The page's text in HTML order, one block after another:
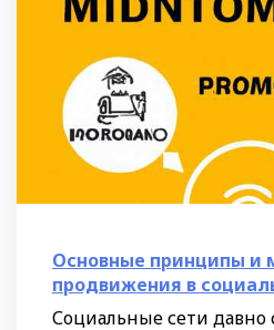
Основные принципы и
продвижения в
Социальные сети давно